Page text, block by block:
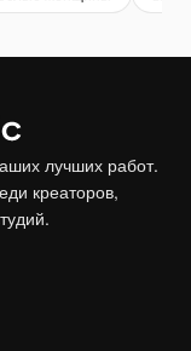
лучших работ.
креаторов,